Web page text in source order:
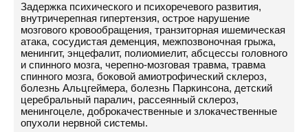
Задержка психического и психоречевого развития,
внутричерепная гипертензия, острое нарушение
мозгового кровообращения, транзиторная ишемическая
атака, сосудистая деменция, межпозвоночная грыжа,
менингит, энцефалит, полиомиелит, абсцессы головного
и спинного мозга, черепно-мозговая травма, травма
спинного мозга, боковой амиотрофический склероз,
болезнь Альцгеймера, болезнь Паркинсона, детский
церебральный паралич, рассеянный склероз,
менингоцеле, доброкачественные и злокачественные
опухоли нервной системы.